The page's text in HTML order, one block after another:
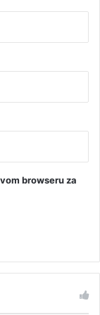
browseru za